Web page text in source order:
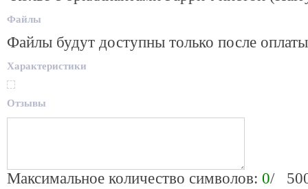
Файлы
Файлы будут доступны только после оплаты
Характеристики
Отзывы
Максимальное количество символов: 0/